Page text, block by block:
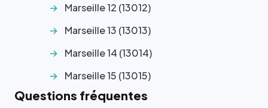
Marseille 12 (13012)
Marseille 13 (13013)
Marseille 14 (13014)
Marseille 15 (13015)
Questions fréquentes